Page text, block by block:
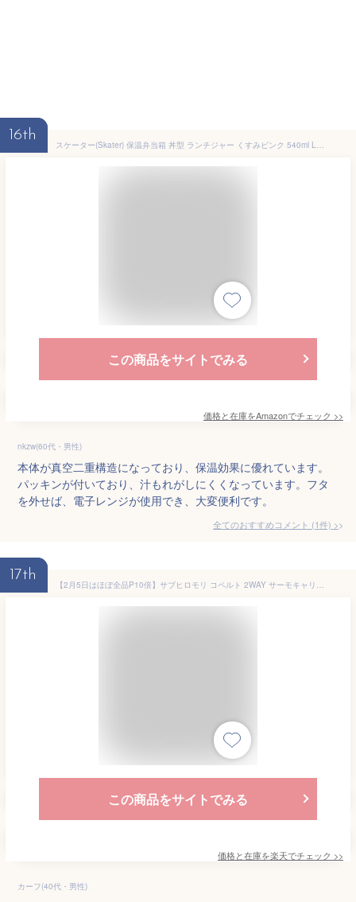
16th
スケーター(Skater) 保温弁当箱 丼型 ランチジャー くすみピンク 540ml LDNC6AG
この商品をサイトでみる
価格と在庫をAmazonでチェック >>
nkzw(60代・男性)
本体が真空二重構造になっており、保温効果に優れています。
パッキンが付いており、汁もれがしにくくなっています。フタ
を外せば、電子レンジが使用でき、大変便利です。
全てのおすすめコメント (1件) >
17th
【2月5日はほぼ全品P10倍】サブヒロモリ コペルト 2WAY サーモキャリーランチ 460ml お弁当箱 2段 おしゃれ 女子 高校生 保温ジャー 女の子 男子 男の子 小学生 保冷保温 弁当箱 ランチボックス かわいい プレゼント 通勤 通学 ステンレス
この商品をサイトでみる
価格と在庫を楽天でチェック >>
カーフ(40代・男性)